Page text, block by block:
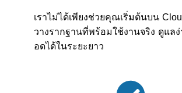
เราไม่ได้เพียงช่วยคุณเริ่มต้นบน
วางรากฐานที่พร้อมใช้งานจริง ดูแล
อดได้ในระยะยาว